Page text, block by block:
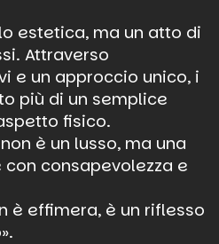
estetica, ma un atto di
Attraverso
e un approccio unico, i
più di un semplice
fisico.
è un lusso, ma una
consapevolezza e
è effimera, è un riflesso